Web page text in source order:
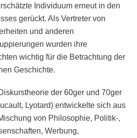
Individuum erneut in den
gerückt. Als Vertreter von
und anderen
wurden ihre
wichtig für die Betrachtung der
Geschichte.
der 60ger und 70ger
Lyotard) entwickelte sich aus
von Philosophie, Politik-,
Werbung,